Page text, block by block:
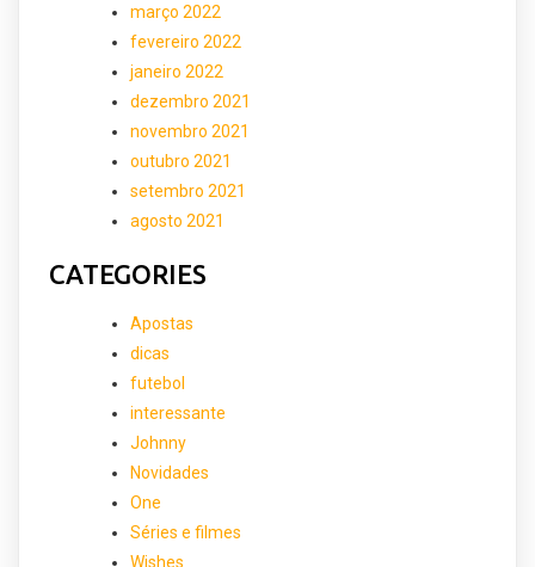
março 2022
fevereiro 2022
janeiro 2022
dezembro 2021
novembro 2021
outubro 2021
setembro 2021
agosto 2021
CATEGORIES
Apostas
dicas
futebol
interessante
Johnny
Novidades
One
Séries e filmes
Wishes